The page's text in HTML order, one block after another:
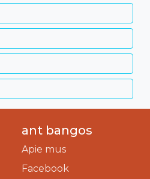
ant bangos
Apie mus
Facebook